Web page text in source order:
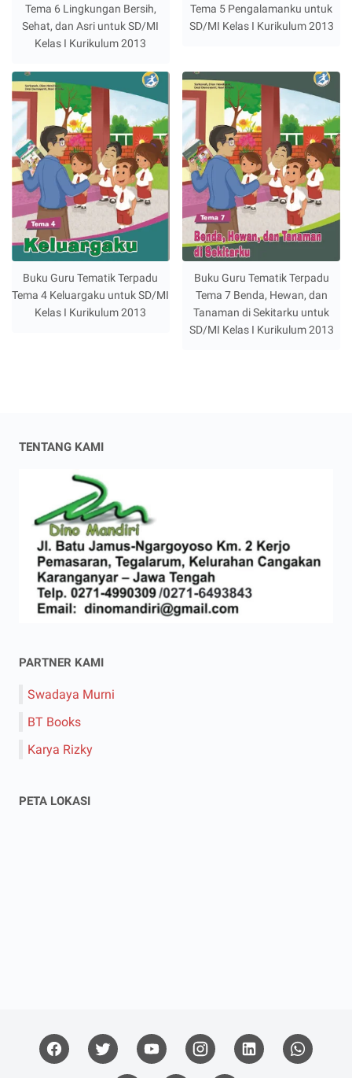
Tema 6 Lingkungan Bersih,
Sehat, dan Asri untuk SD/MI
Kelas I Kurikulum 2013
Tema 5 Pengalamanku untuk
SD/MI Kelas I Kurikulum 2013
Buku Guru Tematik Terpadu
Tema 4 Keluargaku untuk SD/MI
Kelas I Kurikulum 2013
Buku Guru Tematik Terpadu
Tema 7 Benda, Hewan, dan
Tanaman di Sekitarku untuk
SD/MI Kelas I Kurikulum 2013
TENTANG KAMI
PARTNER KAMI
Swadaya Murni
BT Books
Karya Rizky
PETA LOKASI